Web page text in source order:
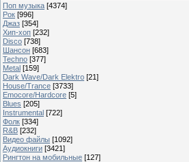
Поп музыка [4374]
Рок [996]
Джаз [354]
Хип-хоп [232]
Disco [738]
Шансон [683]
Techno [377]
Metal [159]
Dark Wave/Dark Elektro [21]
House/Trance [3733]
Emocore/Hardcore [5]
Blues [205]
Instrumental [722]
Фолк [334]
R&B [232]
Видео файлы [1092]
Аудиокниги [3421]
Рингтон на мобильные [127]